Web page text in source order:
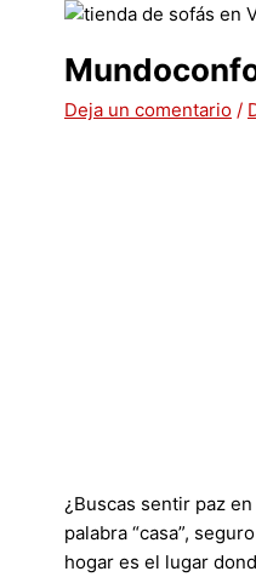
Deja un comentario /
¿Buscas sentir paz
palabra “casa”,
hogar es el lugar